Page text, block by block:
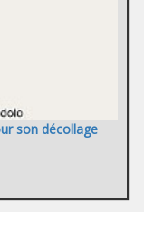
son décollage